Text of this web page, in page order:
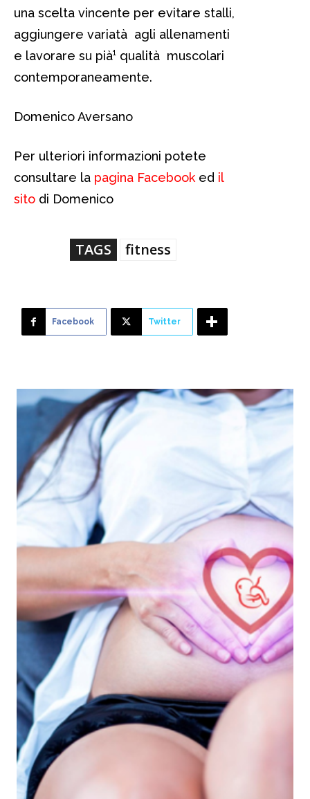
una scelta vincente per evitare stalli,
aggiungere variatà agli allenamenti
e lavorare su pià¹ qualità muscolari
contemporaneamente.
Domenico Aversano
Per ulteriori informazioni potete
consultare la pagina Facebooked il
sito di Domenico
TAGS fitness
Facebook Twitter